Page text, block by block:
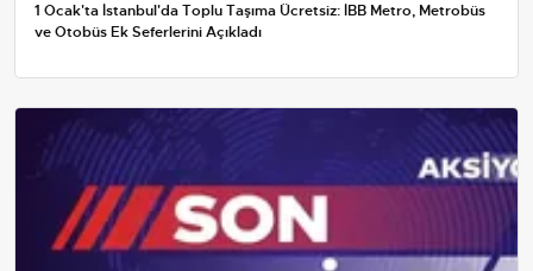
1 Ocak'ta İstanbul'da Toplu Taşıma Ücretsiz: İBB Metro, Metrobüs
ve Otobüs Ek Seferlerini Açıkladı